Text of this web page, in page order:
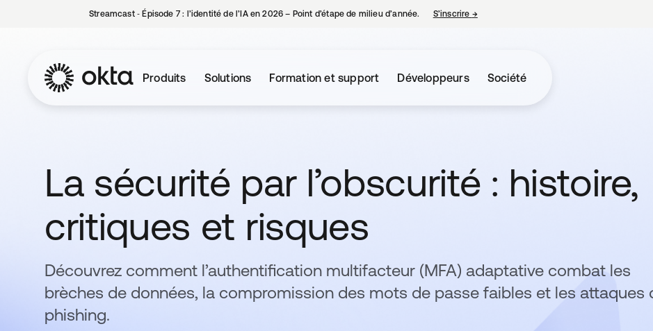
Streamcast ‑ Épisode 7 : l’identité de l’IA en 2026 – Point d’étape de milieu d’année. S’inscrire →s’ouvre dans un nouvel onglet
Produits Solutions Formation et support Développeurs Société
La sécurité par l’obscurité : histoire,
critiques et risques
Découvrez comment l’authentification multifacteur (MFA) adaptative combat les
brèches de données, la compromission des mots de passe faibles et les attaques
phishing.